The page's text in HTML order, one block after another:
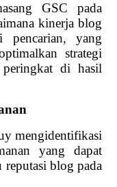
GSC pada
kinerja blog
pencarian, yang
strategi
di hasil
mengidentifikasi
yang dapat
reputasi blog pada